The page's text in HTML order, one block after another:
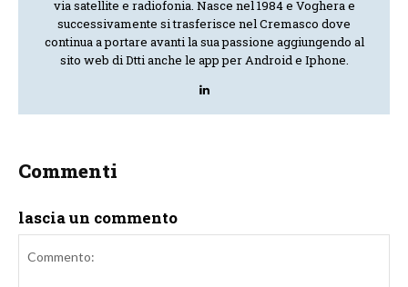
via satellite e radiofonia. Nasce nel 1984 e Voghera e
successivamente si trasferisce nel Cremasco dove
continua a portare avanti la sua passione aggiungendo al
sito web di Dtti anche le app per Android e Iphone.
Commenti
lascia un commento